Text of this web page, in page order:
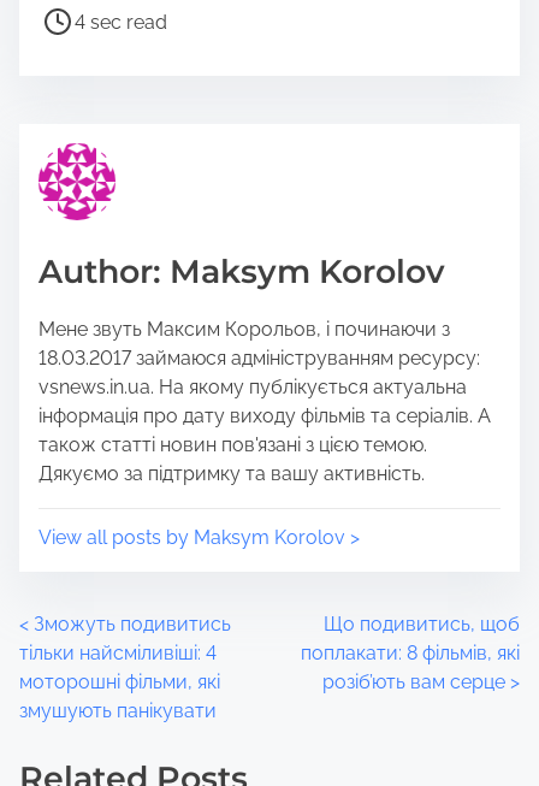
a
s
p
s
o
n
:
P
o
e
a
d
i
e
4 sec read
Author: Maksym Korolov
Мене звуть Максим Корольов, і починаючи з
18.03.2017 займаюся адмініструванням ресурсу:
vsnews.in.ua. На якому публікується актуальна
інформація про дату виходу фільмів та серіалів. А
також статті новин пов'язані з цією темою.
Дякуємо за підтримку та вашу активність.
View all posts by Maksym Korolov >
P
o
s
t
< Зможуть подивитись
тільки найсміливіші: 4
моторошні фільми, які
змушують панікувати
Що подивитись, щоб
поплакати: 8 фільмів, які
розіб’ють вам серце >